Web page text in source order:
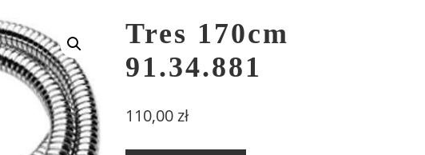
Tres 170cm
91.34.881
110,00zł